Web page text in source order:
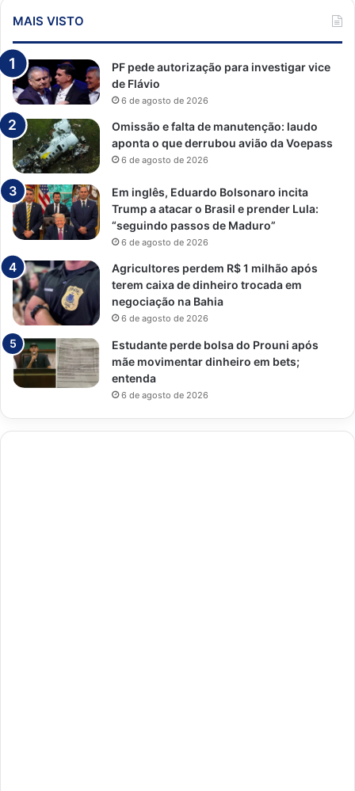
MAIS VISTO
PF pede autorização para investigar vice
de Flávio
6 de agosto de 2026
Omissão e falta de manutenção: laudo
aponta o que derrubou avião da Voepass
6 de agosto de 2026
Em inglês, Eduardo Bolsonaro incita
Trump a atacar o Brasil e prender Lula:
“seguindo passos de Maduro”
6 de agosto de 2026
Agricultores perdem R$ 1 milhão após
terem caixa de dinheiro trocada em
negociação na Bahia
6 de agosto de 2026
Estudante perde bolsa do Prouni após
mãe movimentar dinheiro em bets;
entenda
6 de agosto de 2026